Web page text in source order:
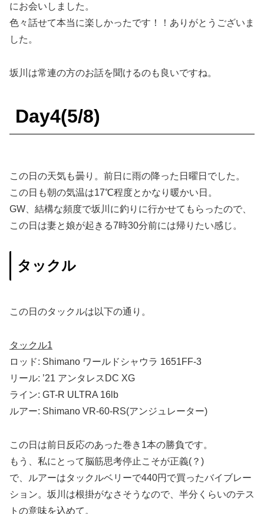
にお会いしました。
色々話せて本当に楽しかったです！！ありがとうございま
した。
坂川は常連の方のお話を聞けるのも良いですね。
Day4(5/8)
この日の天気も曇り。前日に雨の降った日曜日でした。
この日も朝の気温は17℃程度とかなり暖かい日。
GW、結構な頻度で坂川に釣りに行かせてもらったので、
この日は妻と娘が起きる7時30分前には帰りたい感じ。
タックル
この日のタックルは以下の通り。
タックル1
ロッド: Shimano ワールドシャウラ 1651FF-3
リール: ’21 アンタレスDC XG
ライン: GT-R ULTRA 16lb
ルアー: Shimano VR-60-RS(アンジュレーター)
この日は前日反応のあった巻き1本の勝負です。
もう、私にとって脳筋思考停止こそが正義(？)
で、ルアーはタックルベリーで440円で買ったバイブレー
ション。坂川は根掛がなさそうなので、半分くらいのテス
トの意味を込めて。